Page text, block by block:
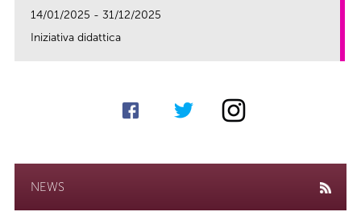
14/01/2025 - 31/12/2025
Iniziativa didattica
NEWS